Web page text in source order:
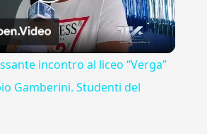
Video
incontro al liceo “Verga”
Gamberini. Studenti del